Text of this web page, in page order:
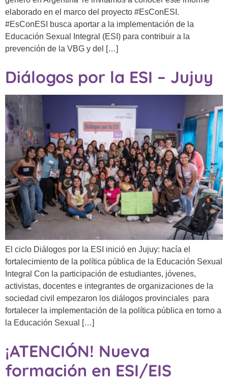
elaborado en el marco del proyecto #EsConESI.
#EsConESI busca aportar a la implementación de la
Educación Sexual Integral (ESI) para contribuir a la
prevención de la VBG y del […]
Diálogos por la ESI – Jujuy
El ciclo Diálogos por la ESI inició en Jujuy: hacía el
fortalecimiento de la política pública de la Educación Sexual
Integral Con la participación de estudiantes, jóvenes,
activistas, docentes e integrantes de organizaciones de la
sociedad civil empezaron los diálogos provinciales para
fortalecer la implementación de la política pública en torno a
la Educación Sexual […]
¡ATENCIÓN! Nueva
formación en ESI/EIS